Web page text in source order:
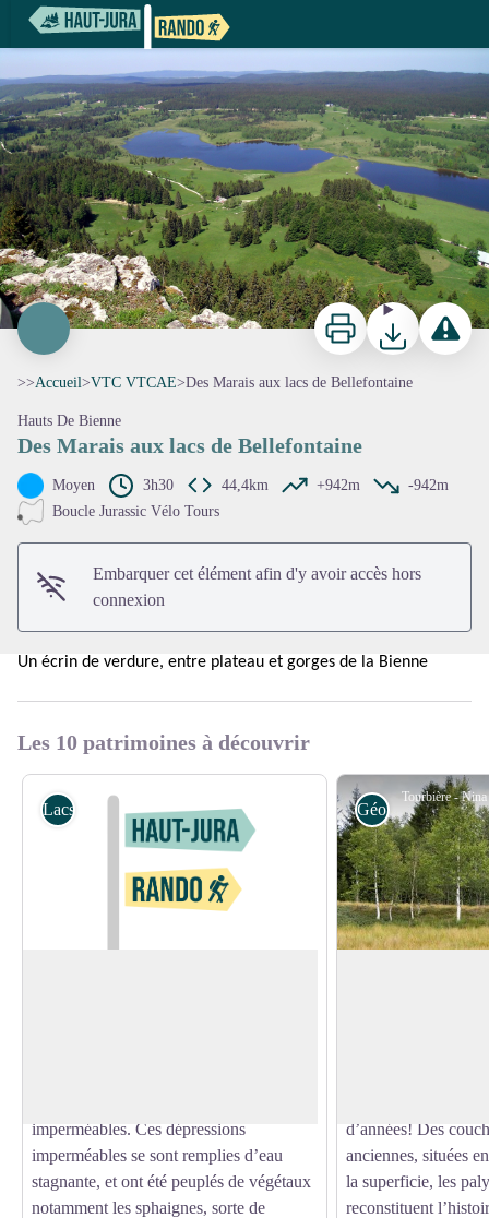
Des Marais aux lacs de Bellefontaine
Vue sur les lacs depuis la Roche Bernard - J. Carrot
ImprimerTéléchargerSignaler
>>Accueil>VTC VTCAE>Des Marais aux lacs de Bellefontaine
Hauts De Bienne
Des Marais aux lacs de Bellefontaine
Moyen 3h30 44,4km +942m
-942m
Boucle Jurassic Vélo Tours
Embarquer cet élément afin d'y avoir accès hors
connexion
Un écrin de verdure, entre plateau et gorges de la Bienne
Les 10 patrimoines à découvrir
Lacs et Rivières
imperméables. Ces dépressions
imperméables se sont remplies d’eau
stagnante, et ont été peuplés de végétaux
notamment les sphaignes, sorte de
Géologie
d’années! Des
anciennes, situées
la superficie, les
reconstituent